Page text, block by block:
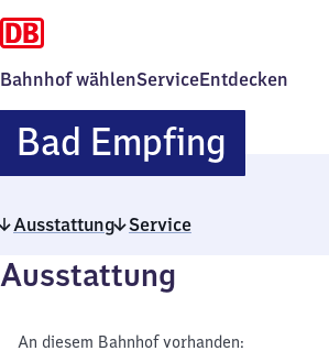
Bahnhof wählenServiceEntdecken
Bad Empfing
d
Ausstattung Service
Ausstattung
An diesem Bahnhof vorhanden: